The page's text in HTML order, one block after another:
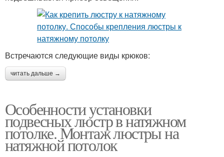
Встречаются следующие виды крюков:
читать дальше →
Особенности установки
подвесных люстр в натяжном
потолке. Монтаж люстры на
натяжной потолок